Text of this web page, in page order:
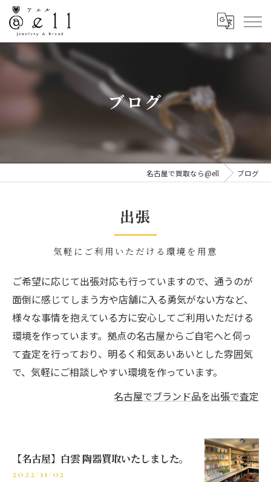
ブログ
名古屋で買取なら@ell ブログ
出張
気軽にご利用いただける環境を用意
ご希望に応じて出張対応も行っていますので、通うのが
面倒に感じてしまう方や店舗に入る勇気がない方など、
様々な事情を抱えている方に安心してご利用いただける
環境を作っています。拠点の名古屋からご自宅へと伺っ
て査定を行っており、明るく和気あいあいとした雰囲気
で、気軽にご相談しやすい環境を作っています。
名古屋でブランド品を出張で査定
【名古屋】白雲 陶器買取いたしました。
2022/11/02